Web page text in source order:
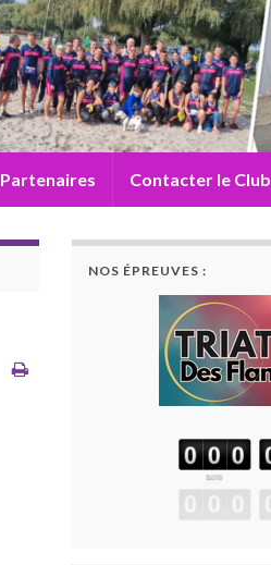
Partenaires Contacter le Club
NOS ÉPREUVES :